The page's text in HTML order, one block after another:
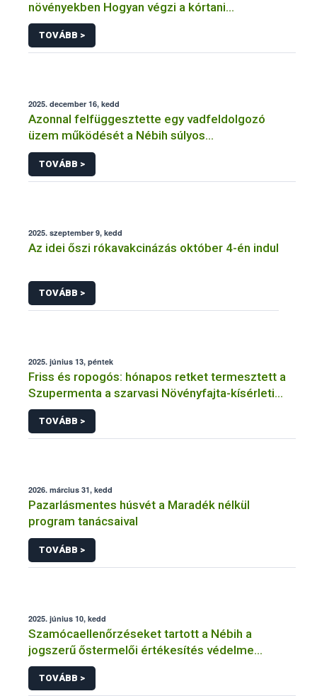
növényekben Hogyan végzi a kórtani
rezisztenciavizsgálatokat a Nébih?
TOVÁBB >
2025. december 16, kedd
Azonnal felfüggesztette egy vadfeldolgozó
üzem működését a Nébih súlyos
élelmiszerbiztonsági problémák miatt
TOVÁBB >
2025. szeptember 9, kedd
Az idei őszi rókavakcinázás október 4-én indul
TOVÁBB >
2025. június 13, péntek
Friss és ropogós: hónapos retket termesztett a
Szupermenta a szarvasi Növényfajta-kísérleti
Állomáson
TOVÁBB >
2026. március 31, kedd
Pazarlásmentes húsvét a Maradék nélkül
program tanácsaival
TOVÁBB >
2025. június 10, kedd
Szamócaellenőrzéseket tartott a Nébih a
jogszerű őstermelői értékesítés védelme
érdekében
TOVÁBB >